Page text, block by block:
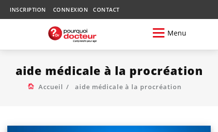
INSCRIPTION CONNEXION CONTACT
Menu
aide médicale à la procréation
Accueil aide médicale à la procréation